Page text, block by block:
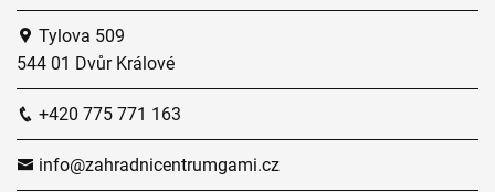
Tylova 509
544 01 Dvůr Králové
+420 775 771 163
info@zahradnicentrumgami.cz